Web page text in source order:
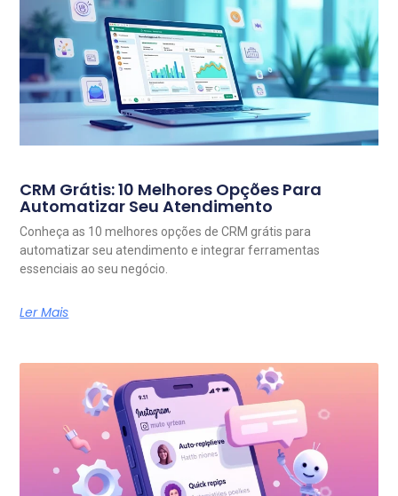
CRM Grátis: 10 Melhores Opções Para
Automatizar Seu Atendimento
Conheça as 10 melhores opções de CRM grátis para
automatizar seu atendimento e integrar ferramentas
essenciais ao seu negócio.
Ler Mais